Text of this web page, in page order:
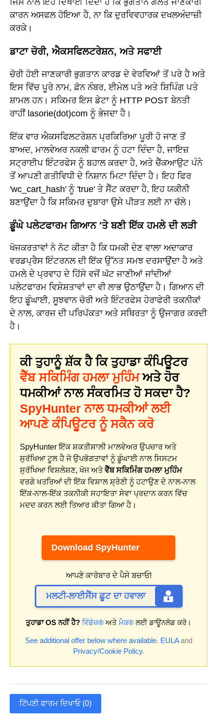
ਜਿਸ ਨਾਲ ਇਹ ਦਿਖਾਈ ਦਿੰਦਾ ਹੈ ਕਿ ਭੁਗਤਾਨ ਗਲਤ ਜਾਣਕਾਰੀ
ਕਾਰਨ ਅਸਫਲ ਹੋਇਆ ਹੈ, ਨਾ ਕਿ ਦੁਰਵਿਵਹਾਰਕ ਦਖਲਅੰਦਾਜ਼ੀ
ਕਰਕੇ।
ਡਾਟਾ ਚੋਰੀ, ਐਕਸਫਿਲਟਰੇਸ਼ਨ, ਅਤੇ ਸਫਾਈ
ਚੋਰੀ ਹੋਈ ਜਾਣਕਾਰੀ ਭੁਗਤਾਨ ਕਾਰਡ ਦੇ ਵੇਰਵਿਆਂ ਤੋਂ ਪਰੇ ਹੈ ਅਤੇ
ਇਸ ਵਿੱਚ ਪੂਰੇ ਨਾਮ, ਫ਼ੋਨ ਨੰਬਰ, ਈਮੇਲ ਪਤੇ ਅਤੇ ਸ਼ਿਪਿੰਗ ਪਤੇ
ਸ਼ਾਮਲ ਹਨ। ਸਕਿਮਰ ਇਸ ਡੇਟਾ ਨੂੰ HTTP POST ਬੇਨਤੀ
ਰਾਹੀਂ lasorie(dot)com ਨੂੰ ਭੇਜਦਾ ਹੈ।
ਇੱਕ ਵਾਰ ਐਕਸਫਿਲਟਰੇਸ਼ਨ ਪ੍ਰਕਿਰਿਆ ਪੂਰੀ ਹੋ ਜਾਣ ਤੋਂ
ਬਾਅਦ, ਮਾਲਵੇਅਰ ਨਕਲੀ ਫਾਰਮ ਨੂੰ ਹਟਾ ਦਿੰਦਾ ਹੈ, ਜਾਇਜ਼
ਸਟ੍ਰਾਈਪ ਇੰਟਰਫੇਸ ਨੂੰ ਬਹਾਲ ਕਰਦਾ ਹੈ, ਅਤੇ ਚੈੱਕਆਉਟ ਪੰਨੇ
ਤੋਂ ਆਪਣੀ ਗਤੀਵਿਧੀ ਦੇ ਨਿਸ਼ਾਨ ਮਿਟਾ ਦਿੰਦਾ ਹੈ। ਇਹ ਫਿਰ
'wc_cart_hash' ਨੂੰ 'true' ਤੇ ਸੈੱਟ ਕਰਦਾ ਹੈ, ਇਹ ਯਕੀਨੀ
ਬਣਾਉਂਦਾ ਹੈ ਕਿ ਸਕਿਮਰ ਦੁਬਾਰਾ ਉਸੇ ਪੀੜਤ ਲਈ ਨਾ ਚੱਲੇ।
ਡੂੰਘੇ ਪਲੇਟਫਾਰਮ ਗਿਆਨ 'ਤੇ ਬਣੀ ਇੱਕ ਹਮਲੇ ਦੀ ਲੜੀ
ਖੋਜਕਰਤਾਵਾਂ ਨੇ ਨੋਟ ਕੀਤਾ ਹੈ ਕਿ ਧਮਕੀ ਦੇਣ ਵਾਲਾ ਅਦਾਕਾਰ
ਵਰਡਪ੍ਰੈਸ ਇੰਟਰਨਲ ਦੀ ਇੱਕ ਉੱਨਤ ਸਮਝ ਦਰਸਾਉਂਦਾ ਹੈ ਅਤੇ
ਹਮਲੇ ਦੇ ਪ੍ਰਵਾਹ ਦੇ ਹਿੱਸੇ ਵਜੋਂ ਘੱਟ ਜਾਣੀਆਂ ਜਾਂਦੀਆਂ
ਪਲੇਟਫਾਰਮ ਵਿਸ਼ੇਸ਼ਤਾਵਾਂ ਦਾ ਵੀ ਲਾਭ ਉਠਾਉਂਦਾ ਹੈ। ਗਿਆਨ ਦੀ
ਇਹ ਡੂੰਘਾਈ, ਸੂਝਵਾਨ ਚੋਰੀ ਅਤੇ ਇੰਟਰਫੇਸ ਹੇਰਾਫੇਰੀ ਤਕਨੀਕਾਂ
ਦੇ ਨਾਲ, ਕਾਰਜ ਦੀ ਪਰਿਪੱਕਤਾ ਅਤੇ ਸਥਿਰਤਾ ਨੂੰ ਉਜਾਗਰ ਕਰਦੀ
ਹੈ।
ਕੀ ਤੁਹਾਨੂੰ ਸ਼ੱਕ ਹੈ ਕਿ ਤੁਹਾਡਾ ਕੰਪਿਊਟਰ
ਵੈੱਬ ਸਕਿਮਿੰਗ ਹਮਲਾ ਮੁਹਿੰਮਅਤੇ ਹੋਰ
ਧਮਕੀਆਂ ਨਾਲ ਸੰਕਰਮਿਤ ਹੋ ਸਕਦਾ ਹੈ?
SpyHunter ਨਾਲ ਧਮਕੀਆਂ ਲਈ
ਆਪਣੇ ਕੰਪਿਊਟਰ ਨੂੰ ਸਕੈਨ ਕਰੋ
SpyHunter ਇੱਕ ਸ਼ਕਤੀਸ਼ਾਲੀ ਮਾਲਵੇਅਰ ਉਪਚਾਰ ਅਤੇ
ਸੁਰੱਖਿਆ ਟੂਲ ਹੈ ਜੋ ਉਪਭੋਗਤਾਵਾਂ ਨੂੰ ਡੂੰਘਾਈ ਨਾਲ ਸਿਸਟਮ
ਸੁਰੱਖਿਆ ਵਿਸ਼ਲੇਸ਼ਣ, ਖੋਜ ਅਤੇਵੈੱਬ ਸਕਿਮਿੰਗ ਹਮਲਾ ਮੁਹਿੰਮ
ਵਰਗੇ ਖਤਰਿਆਂ ਦੀ ਇੱਕ ਵਿਸ਼ਾਲ ਸ਼੍ਰੇਣੀ ਨੂੰ ਹਟਾਉਣ ਦੇ ਨਾਲ-ਨਾਲ
ਇੱਕ-ਨਾਲ-ਇੱਕ ਤਕਨੀਕੀ ਸਹਾਇਤਾ ਸੇਵਾ ਪ੍ਰਦਾਨ ਕਰਨ ਵਿੱਚ
ਮਦਦ ਕਰਨ ਲਈ ਤਿਆਰ ਕੀਤਾ ਗਿਆ ਹੈ।
Download SpyHunter
ਆਪਣੇ ਕਾਰੋਬਾਰ ਦੇ ਪੈਸੇ ਬਚਾਓ!
ਮਲਟੀ-ਲਾਈਸੈਂਸ ਛੂਟ ਦਾ ਹਵਾਲਾ
ਤੁਹਾਡਾ OS ਨਹੀਂ ਹੈ? ਵਿੰਡੋਜ਼® ਅਤੇ ਮੈਕ® ਲਈ ਡਾਊਨਲੋਡ ਕਰੋ।
See additional offer below where available. EULAand
Privacy/Cookie Policy.
ਟਿੱਪਣੀ ਫਾਰਮ ਦਿਖਾਓ (0)